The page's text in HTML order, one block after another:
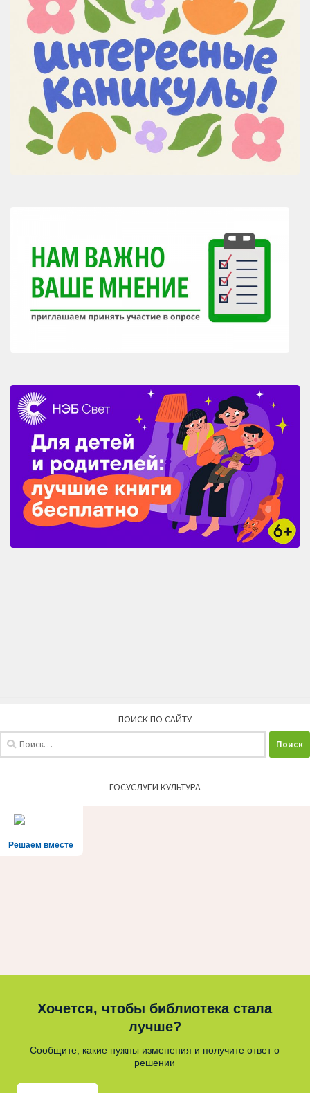
ПОИСК ПО САЙТУ
ГОСУСЛУГИ КУЛЬТУРА
Решаем вместе
Хочется, чтобы библиотека стала
лучше?
Сообщите, какие нужны изменения и получите ответ о
решении